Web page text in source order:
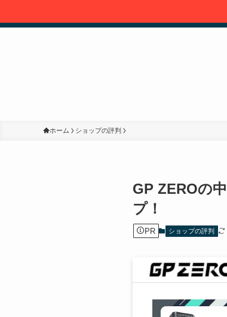
ホーム ショップの評判
GP ZEROの
プ！
PR ショップの評判